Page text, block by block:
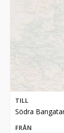
TILL
Södra
FRÅN